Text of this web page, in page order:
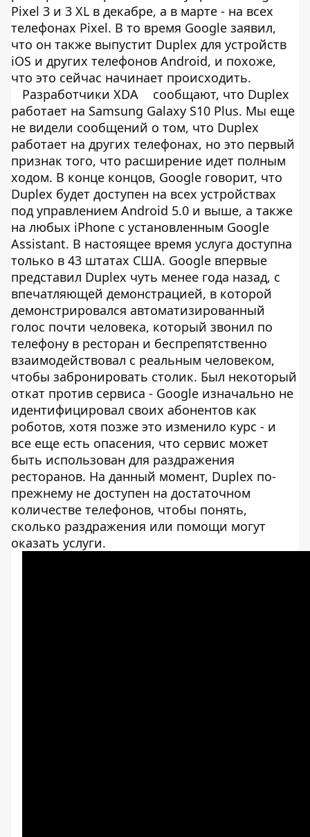
Pixel 3 и 3 XL в декабре, а в марте - на всех
телефонах Pixel. В то время Google заявил,
что он также выпустит Duplex для устройств
iOS и других телефонов Android, и похоже,
что это сейчас начинает происходить.
Разработчики XDA
сообщают, что Duplex
работает на Samsung Galaxy S10 Plus. Мы еще
не видели сообщений о том, что Duplex
работает на других телефонах, но это первый
признак того, что расширение идет полным
ходом. В конце концов, Google говорит, что
Duplex будет доступен на всех устройствах
под управлением Android 5.0 и выше, а также
на любых iPhone с установленным Google
Assistant. В настоящее время услуга доступна
только в 43 штатах США. Google впервые
представил Duplex чуть менее года назад, с
впечатляющей демонстрацией, в которой
демонстрировался автоматизированный
голос почти человека, который звонил по
телефону в ресторан и беспрепятственно
взаимодействовал с реальным человеком,
чтобы забронировать столик. Был некоторый
откат против сервиса - Google изначально не
идентифицировал своих абонентов как
роботов, хотя позже это изменило курс - и
все еще есть опасения, что сервис может
быть использован для раздражения
ресторанов. На данный момент, Duplex по-
прежнему не доступен на достаточном
количестве телефонов, чтобы понять,
сколько раздражения или помощи могут
оказать услуги.